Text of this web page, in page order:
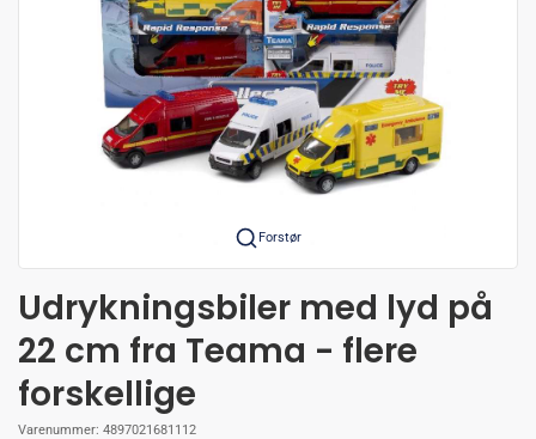
Forstør
Udrykningsbiler med lyd på
22 cm fra Teama - flere
forskellige
Varenummer: 4897021681112